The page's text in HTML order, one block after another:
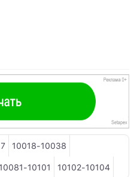
10018-10038
10101 10102-10104